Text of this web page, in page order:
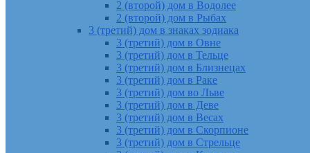
2 (второй) дом в Водолее
2 (второй) дом в Рыбах
3 (третий) дом в знаках зодиака
3 (третий) дом в Овне
3 (третий) дом в Тельце
3 (третий) дом в Близнецах
3 (третий) дом в Раке
3 (третий) дом во Льве
3 (третий) дом в Деве
3 (третий) дом в Весах
3 (третий) дом в Скорпионе
3 (третий) дом в Стрельце